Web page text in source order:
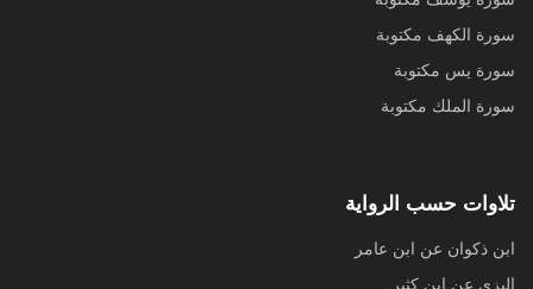
سورة الكهف مكتوبة
سورة يس مكتوبة
سورة الملك مكتوبة
تلاوات حسب الرواية
ابن ذكوان عن ابن عامر
البزي عن ابن كثير